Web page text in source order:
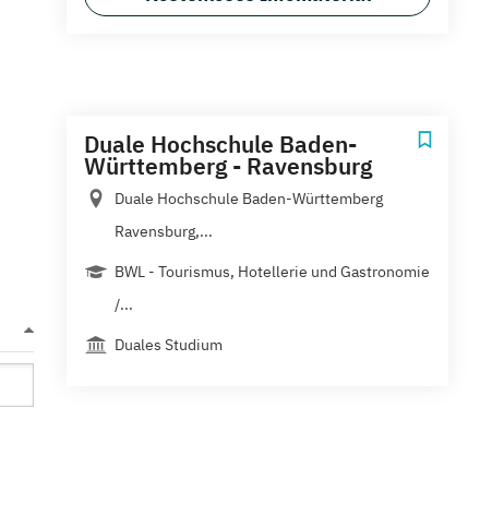
Duale Hochschule Baden-
Württemberg - Ravensburg
Duale Hochschule Baden-Württemberg
Ravensburg,...
BWL - Tourismus, Hotellerie und Gastronomie
/...
Duales Studium